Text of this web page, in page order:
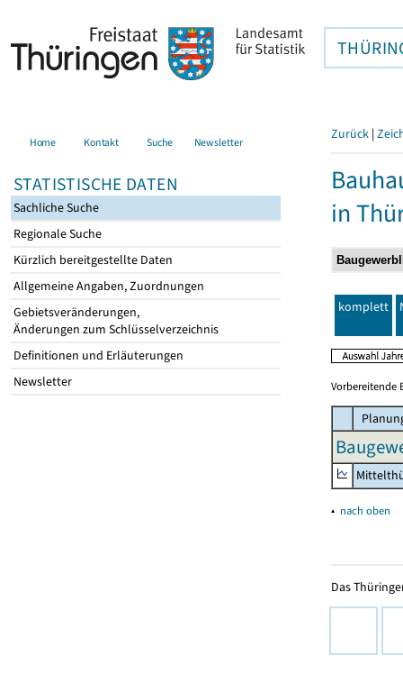
Home Kontakt Suche Newsletter
STATISTISCHE DATEN
Sachliche Suche
Regionale Suche
Kürzlich bereitgestellte Daten
Allgemeine Angaben, Zuordnungen
Gebietsveränderungen,
Änderungen zum Schlüsselverzeichnis
Definitionen und Erläuterungen
Newsletter
Zurück |
in
komplett
Vorbereitende
▴ nach oben
Das